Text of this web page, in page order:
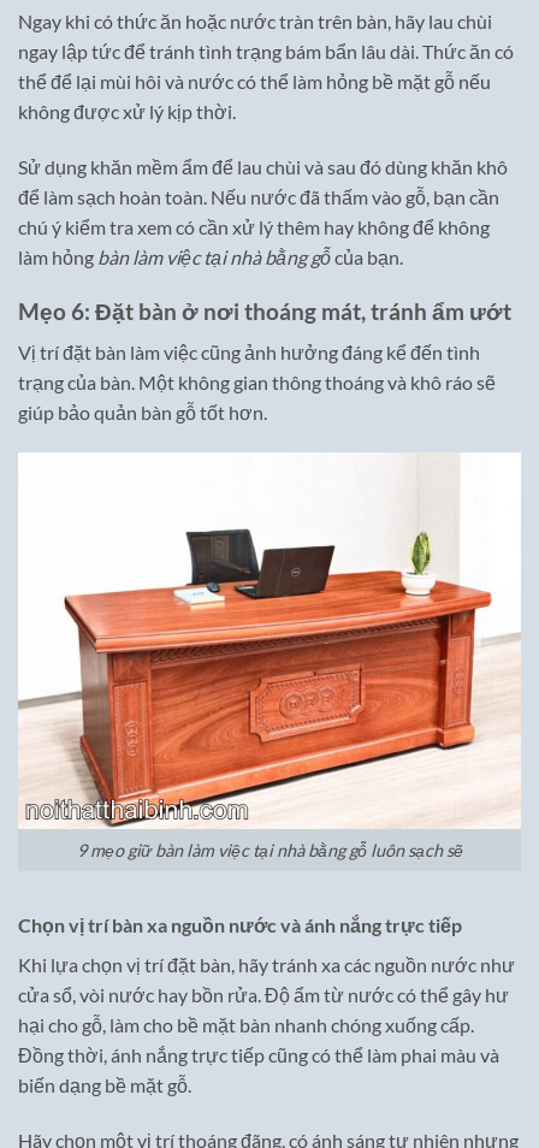
Ngay khi có thức ăn hoặc nước tràn trên bàn, hãy lau chùi
ngay lập tức để tránh tình trạng bám bẩn lâu dài. Thức ăn có
thể để lại mùi hôi và nước có thể làm hỏng bề mặt gỗ nếu
không được xử lý kịp thời.
Sử dụng khăn mềm ẩm để lau chùi và sau đó dùng khăn khô
để làm sạch hoàn toàn. Nếu nước đã thấm vào gỗ, bạn cần
chú ý kiểm tra xem có cần xử lý thêm hay không để không
làm hỏng bàn làm việc tại nhà bằng gỗcủa bạn.
Mẹo 6: Đặt bàn ở nơi thoáng mát, tránh ẩm ướt
Vị trí đặt bàn làm việc cũng ảnh hưởng đáng kể đến tình
trạng của bàn. Một không gian thông thoáng và khô ráo sẽ
giúp bảo quản bàn gỗ tốt hơn.
9 mẹo giữ bàn làm việc tại nhà bằng gỗ luôn sạch sẽ
Chọn vị trí bàn xa nguồn nước và ánh nắng trực tiếp
Khi lựa chọn vị trí đặt bàn, hãy tránh xa các nguồn nước như
cửa sổ, vòi nước hay bồn rửa. Độ ẩm từ nước có thể gây hư
hại cho gỗ, làm cho bề mặt bàn nhanh chóng xuống cấp.
Đồng thời, ánh nắng trực tiếp cũng có thể làm phai màu và
biến dạng bề mặt gỗ.
Hãy chọn một vị trí thoáng đãng, có ánh sáng tự nhiên nhưng